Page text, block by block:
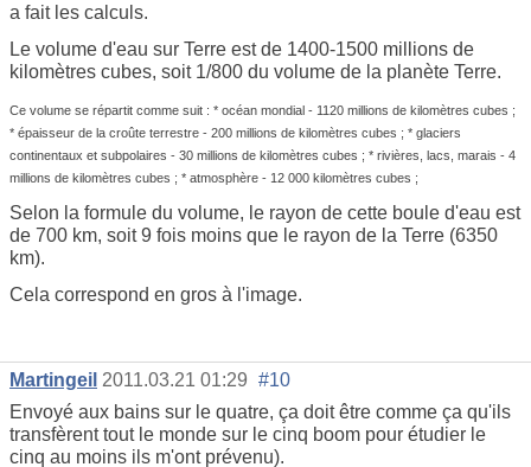
a fait les calculs.
Le volume d'eau sur Terre est de 1400-1500 millions de
kilomètres cubes, soit 1/800 du volume de la planète Terre.
Ce volume se répartit comme suit : * océan mondial - 1120 millions de kilomètres cubes ;
* épaisseur de la croûte terrestre - 200 millions de kilomètres cubes ; * glaciers
continentaux et subpolaires - 30 millions de kilomètres cubes ; * rivières, lacs, marais - 4
millions de kilomètres cubes ; * atmosphère - 12 000 kilomètres cubes ;
Selon la formule du volume, le rayon de cette boule d'eau est
de 700 km, soit 9 fois moins que le rayon de la Terre (6350
km).
Cela correspond en gros à l'image.
Martingeil 2011.03.21 01:29 #10
Envoyé aux bains sur le quatre, ça doit être comme ça qu'ils
transfèrent tout le monde sur le cinq boom pour étudier le
cinq au moins ils m'ont prévenu).